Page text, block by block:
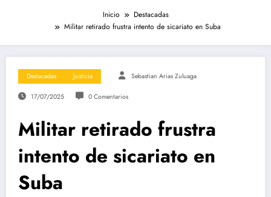
Inicio
Destacadas
Militar retirado frustra intento de sicariato en Suba
Destacadas Justicia Sebastian Arias Zuluaga
17/07/2025 0 Comentarios
Militar retirado frustra
intento de sicariato en
Suba